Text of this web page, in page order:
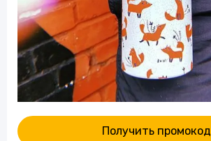
Получить промокод